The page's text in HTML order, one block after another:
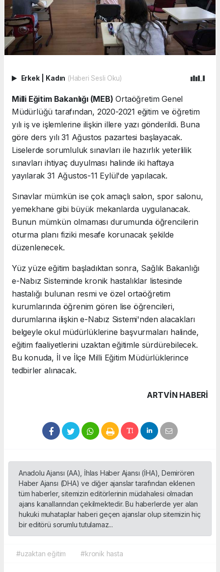
Erkek Kadın (Haberi Sesli Oku)
Milli Eğitim Bakanlığı (MEB) Ortaöğretim Genel
Müdürlüğü tarafından, 2020-2021 eğitim ve öğretim
yılı iş ve işlemlerine ilişkin illere yazı gönderildi. Buna
göre ders yılı 31 Ağustos pazartesi başlayacak.
Liselerde sorumluluk sınavları ile hazırlık yeterlilik
sınavları ihtiyaç duyulması halinde iki haftaya
yayılarak 31 Ağustos-11 Eylül'de yapılacak.
Sınavlar mümkün ise çok amaçlı salon, spor salonu,
yemekhane gibi büyük mekanlarda uygulanacak.
Bunun mümkün olmaması durumunda öğrencilerin
oturma planı fiziki mesafe korunacak şekilde
düzenlenecek.
Yüz yüze eğitim başladıktan sonra, Sağlık Bakanlığı
e-Nabız Sisteminde kronik hastalıklar listesinde
hastalığı bulunan resmi ve özel ortaöğretim
kurumlarında öğrenim gören lise öğrencileri,
durumlarına ilişkin e-Nabız Sistemi'nden alacakları
belgeyle okul müdürlüklerine başvurmaları halinde,
eğitim faaliyetlerini uzaktan eğitimle sürdürebilecek.
Bu konuda, İl ve İlçe Milli Eğitim Müdürlüklerince
tedbirler alınacak.
ARTVIN HABERİ
Anadolu Ajansı (AA), İhlas Haber Ajansı (İHA), Demirören
Haber Ajansı (DHA) ve diğer ajanslar tarafından eklenen
tüm haberler, sitemizin editörlerinin müdahalesi olmadan
ajans kanallarından çekilmektedir. Bu haberlerde yer alan
hukuki muhataplar haberi geçen ajanslar olup sitemizin hiç
bir editörü sorumlu tutulamaz...
#uzaktan eğitim #kronik hasta